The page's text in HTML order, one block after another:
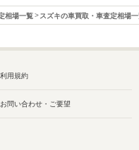
相場一覧 スズキの車買取・車査定相場
利用規約
お問い合わせ・ご要望